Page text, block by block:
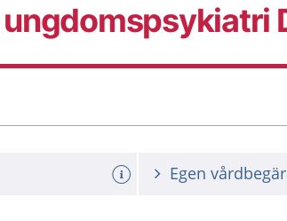
ungdomspsykiatri
Egen